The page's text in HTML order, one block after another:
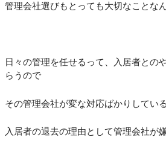
管理会社選びもとっても大切なことなん
日々の管理を任せるって、入居者との
らうので
その管理会社が変な対応ばかりしてい
入居者の退去の理由として管理会社が